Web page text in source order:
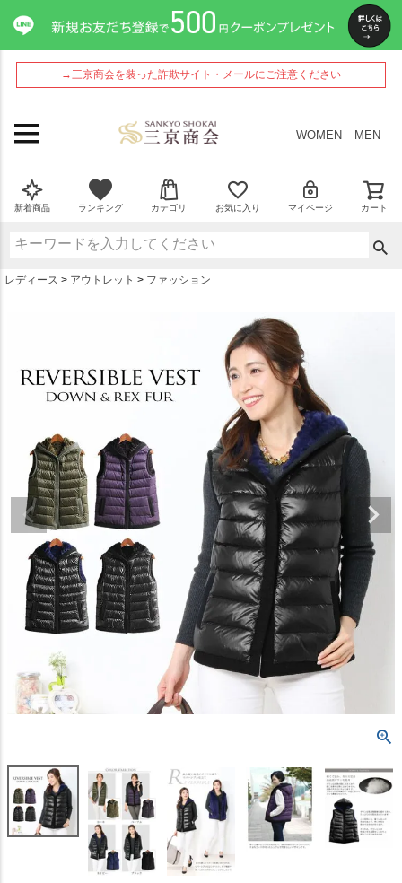
→三京商会を装った詐欺サイト・メールにご注意ください
WOMEN MEN
新着商品 ランキング カテゴリ お気に入り マイページ カート
レディース アウトレット ファッション
ペー
ジト
ップ
へ